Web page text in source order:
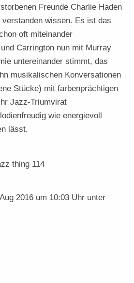
Freunde Charlie Haden
wissen. Es ist das
oft miteinander
Carrington nun mit Murray
untereinander stimmt, das
musikalischen Konversationen
Stücke) mit farbenprächtigen
Jazz-Triumvirat
wie energievoll
lässt.
thing 114
2016 um 10:03 Uhr unter